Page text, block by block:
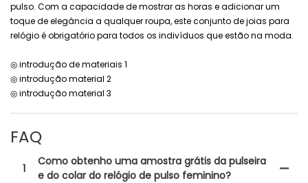
pulso. Com a capacidade de mostrar as horas e adicionar um
toque de elegância a qualquer roupa, este conjunto de joias para
relógio é obrigatório para todos os indivíduos que estão na moda.
◎ introdução de materiais 1
◎ introdução material 2
◎ introdução material 3
FAQ
1
Como obtenho uma amostra grátis da pulseira
e do colar do relógio de pulso feminino?